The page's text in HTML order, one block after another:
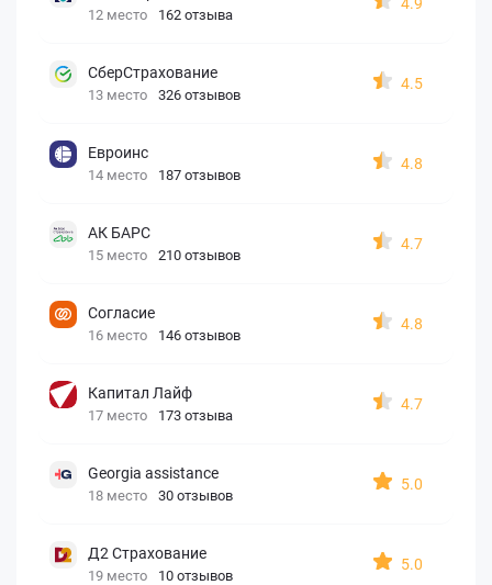
12 место 162 отзыва
СберСтрахование
13 место 326 отзывов
4.5
Евроинс
14 место 187 отзывов
4.8
АК БАРС
15 место 210 отзывов
4.7
Согласие
16 место 146 отзывов
4.8
Капитал Лайф
17 место 173 отзыва
4.7
Georgia assistance
18 место 30 отзывов
5.0
Д2 Страхование
19 место 10 отзывов
5.0